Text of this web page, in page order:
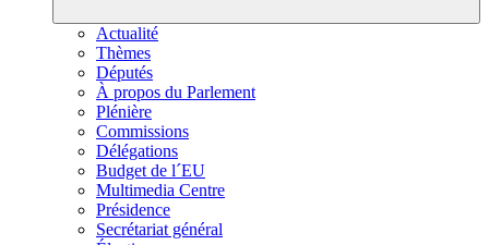
Actualité
Thèmes
Députés
À propos du Parlement
Plénière
Commissions
Délégations
Budget de l´EU
Multimedia Centre
Présidence
Secrétariat général